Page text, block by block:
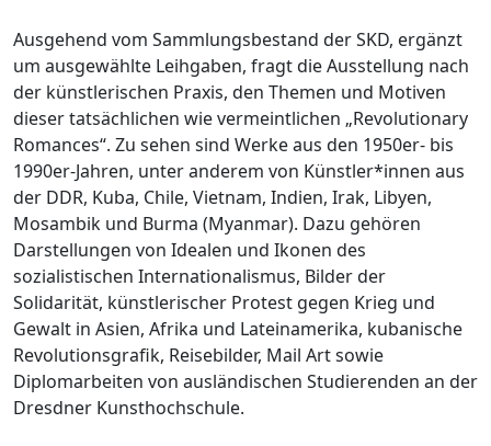
Ausgehend vom Sammlungsbestand der SKD, ergänzt
um ausgewählte Leihgaben, fragt die Ausstellung nach
der künstlerischen Praxis, den Themen und Motiven
dieser tatsächlichen wie vermeintlichen „Revolutionary
Romances“. Zu sehen sind Werke aus den 1950er- bis
1990er-Jahren, unter anderem von Künstler*innen aus
der DDR, Kuba, Chile, Vietnam, Indien, Irak, Libyen,
Mosambik und Burma (Myanmar). Dazu gehören
Darstellungen von Idealen und Ikonen des
sozialistischen Internationalismus, Bilder der
Solidarität, künstlerischer Protest gegen Krieg und
Gewalt in Asien, Afrika und Lateinamerika, kubanische
Revolutionsgrafik, Reisebilder, Mail Art sowie
Diplomarbeiten von ausländischen Studierenden an der
Dresdner Kunsthochschule.